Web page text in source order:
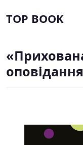
TOP BOOK